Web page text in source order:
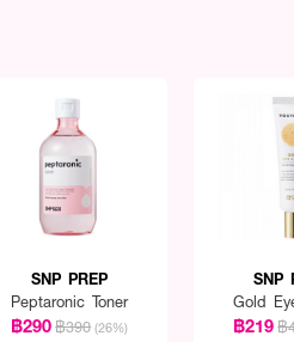
SNP PREP
Peptaronic Toner
฿290฿390 (26%)
SNP
Gold
฿219฿